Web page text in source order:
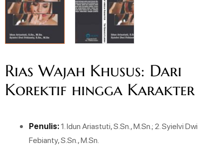
Rias Wajah Khusus: Dari
Korektif hingga Karakter
Penulis:1. Idun Ariastuti, S.Sn., M.Sn.; 2. Syielvi Dwi
Febianty, S.Sn., M.Sn.